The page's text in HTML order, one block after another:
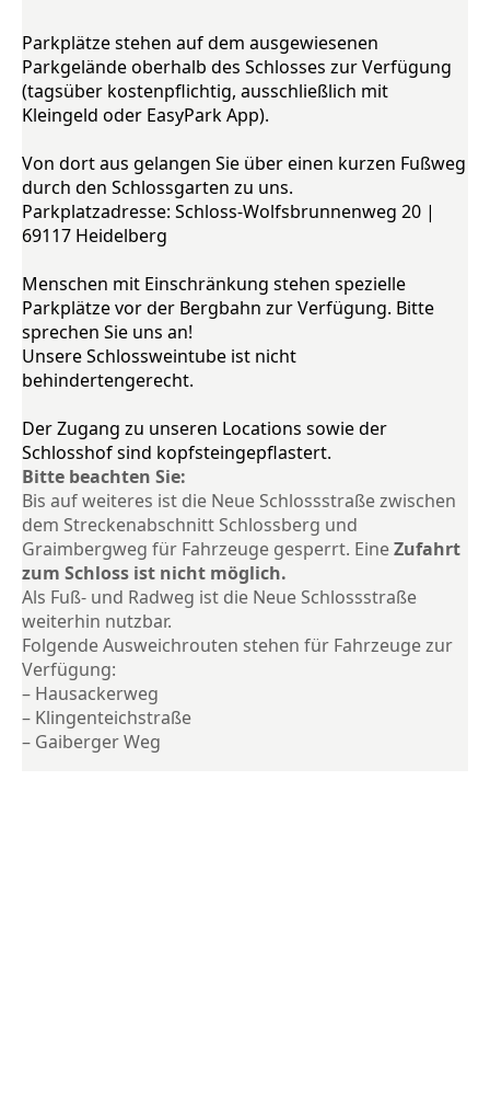
Parkplätze stehen auf dem ausgewiesenen
Parkgelände oberhalb des Schlosses zur Verfügung
(tagsüber kostenpflichtig, ausschließlich mit
Kleingeld oder EasyPark App).
Von dort aus gelangen Sie über einen kurzen Fußweg
durch den Schlossgarten zu uns.
Parkplatzadresse: Schloss-Wolfsbrunnenweg 20 |
69117 Heidelberg
Menschen mit Einschränkung stehen spezielle
Parkplätze vor der Bergbahn zur Verfügung. Bitte
sprechen Sie uns an!
Unsere Schlossweintube ist nicht
behindertengerecht.
Der Zugang zu unseren Locations sowie der
Schlosshof sind kopfsteingepflastert.
Bitte beachten Sie:
Bis auf weiteres ist die Neue Schlossstraße zwischen
dem Streckenabschnitt Schlossberg und
Graimbergweg für Fahrzeuge gesperrt. EineZufahrt
zum Schloss ist nicht möglich.
Als Fuß- und Radweg ist die Neue Schlossstraße
weiterhin nutzbar.
Folgende Ausweichrouten stehen für Fahrzeuge zur
Verfügung:
– Hausackerweg
– Klingenteichstraße
– Gaiberger Weg